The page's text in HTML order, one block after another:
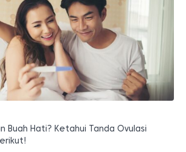
Buah Hati? Ketahui Tanda Ovulasi